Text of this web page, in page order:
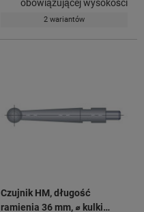
obowiązującej wysokości
2 wariantów
Czujnik HM, długość
ramienia 36 mm, ⌀ kulki